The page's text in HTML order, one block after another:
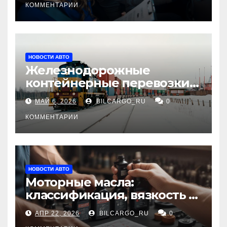
КОММЕНТАРИИ
НОВОСТИ АВТО
Железнодорожные
контейнерные перевозки
из Китая в Россию:
маршруты, сроки и
требования
МАЙ 6, 2026 BILCARGO_RU 0
КОММЕНТАРИИ
НОВОСТИ АВТО
Моторные масла:
классификация, вязкость и
рекомендации по выбору
для различных типов
АПР 22, 2026 BILCARGO_RU 0